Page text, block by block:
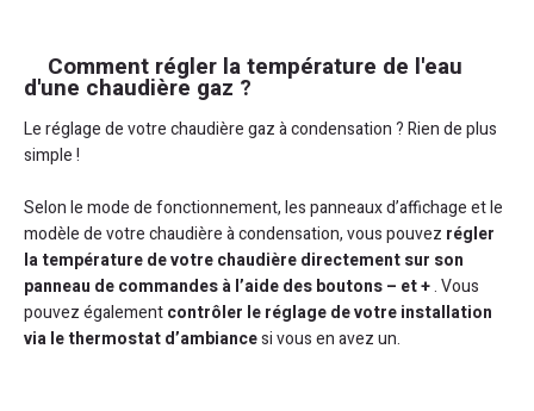
Comment régler la température de l'eau
d'une chaudière gaz ?
Le réglage de votre chaudière gaz à condensation ? Rien de plus
simple !
Selon le mode de fonctionnement, les panneaux d’affichage et le
modèle de votre chaudière à condensation, vous pouvez régler
la température de votre chaudière directement sur son
panneau de commandes à l’aide des boutons – et +. Vous
pouvez égalementcontrôler le réglage de votre installation
via le thermostat d’ambiancesi vous en avez un.